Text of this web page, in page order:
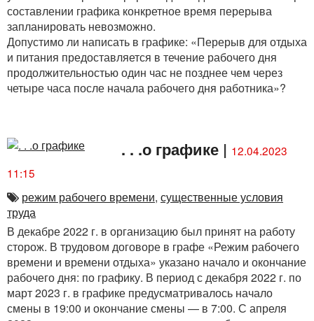
составлении графика конкретное время перерыва
запланировать невозможно.
Допустимо ли написать в графике: «Перерыв для отдыха
и питания предоставляется в течение рабочего дня
продолжительностью один час не позднее чем через
четыре часа после начала рабочего дня работника»?
. . .о графике| 12.04.2023
11:15
режим рабочего времени, существенные условия
труда
В декабре 2022 г. в организацию был принят на работу
сторож. В трудовом договоре в графе «Режим рабочего
времени и времени отдыха» указано начало и окончание
рабочего дня: по графику. В период с декабря 2022 г. по
март 2023 г. в графике предусматривалось начало
смены в 19:00 и окончание смены — в 7:00. С апреля